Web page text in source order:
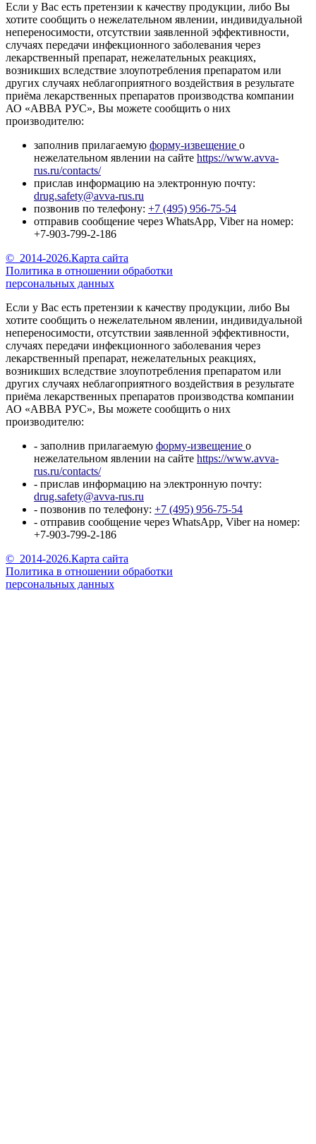
Если у Вас есть претензии к качеству продукции, либо Вы
хотите сообщить о нежелательном явлении, индивидуальной
непереносимости, отсутствии заявленной эффективности,
случаях передачи инфекционного заболевания через
лекарственный препарат, нежелательных реакциях,
возникших вследствие злоупотребления препаратом или
других случаях неблагоприятного воздействия в результате
приёма лекарственных препаратов производства компании
АО «АВВА РУС», Вы можете сообщить о них
производителю:
заполнив прилагаемую форму-извещение о
нежелательном явлении на сайте https://www.avva-
rus.ru/contacts/
прислав информацию на электронную почту:
drug.safety@avva-rus.ru
позвонив по телефону: +7 (495) 956-75-54
отправив сообщение через WhatsApp, Viber на номер:
+7-903-799-2-186
© 2014-2026.Карта сайта
Политика в отношении обработки
персональных данных
Если у Вас есть претензии к качеству продукции, либо Вы
хотите сообщить о нежелательном явлении, индивидуальной
непереносимости, отсутствии заявленной эффективности,
случаях передачи инфекционного заболевания через
лекарственный препарат, нежелательных реакциях,
возникших вследствие злоупотребления препаратом или
других случаях неблагоприятного воздействия в результате
приёма лекарственных препаратов производства компании
АО «АВВА РУС», Вы можете сообщить о них
производителю:
- заполнив прилагаемую форму-извещение о
нежелательном явлении на сайте https://www.avva-
rus.ru/contacts/
- прислав информацию на электронную почту:
drug.safety@avva-rus.ru
- позвонив по телефону: +7 (495) 956-75-54
- отправив сообщение через WhatsApp, Viber на номер:
+7-903-799-2-186
© 2014-2026.Карта сайта
Политика в отношении обработки
персональных данных